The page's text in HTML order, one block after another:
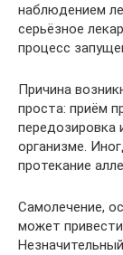
наблюдением
серьёзное
процесс
Причина
проста: приём
передозировка
организме.
протекание
Самолечение,
может